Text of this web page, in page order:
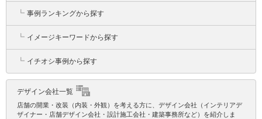
┗ 事例ランキングから探す
┗ イメージキーワードから探す
┗ イチオシ事例から探す
デザイン会社一覧
店舗の開業・改装（内装・外観）を考える方に、デザイン会社（インテリアデ
ザイナー・店舗デザイン会社・設計施工会社・建築事務所など）を紹介しま